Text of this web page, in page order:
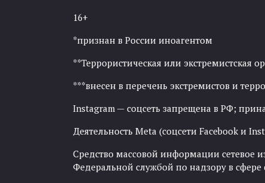
16+
*признан в России иноагентом
**Террористическая или экстремистская
***внесен в перечень экстремистов и
Instagram — соцсеть запрещена в РФ;
Деятельность Meta (соцсети Facebook и
Средство массовой информации сетевое
Федеральной службой по надзору в